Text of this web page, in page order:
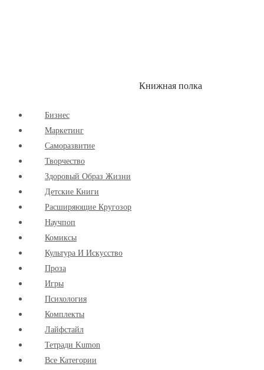
Книжная полка
Бизнес
Маркетинг
Cаморазвитие
Творчество
Здоровый Образ Жизни
Детские Книги
Расширяющие Кругозор
Научпоп
Комиксы
Культура И Искусство
Проза
Игры
Психология
Комплекты
Лайфстайл
Тетради Kumon
Все Категории